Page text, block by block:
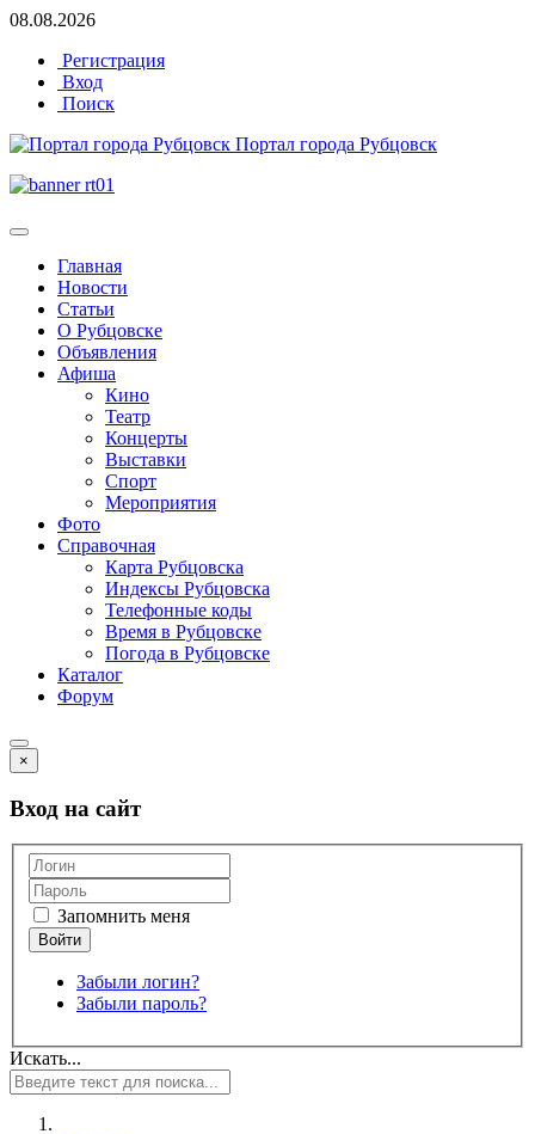
08.08.2026
Регистрация
Вход
Поиск
Портал города Рубцовск
Главная
Новости
Статьи
О Рубцовске
Объявления
Афиша
Кино
Театр
Концерты
Выставки
Спорт
Мероприятия
Фото
Справочная
Карта Рубцовска
Индексы Рубцовска
Телефонные коды
Время в Рубцовске
Погода в Рубцовске
Каталог
Форум
×
Вход на сайт
Запомнить меня
Забыли логин?
Забыли пароль?
Искать...